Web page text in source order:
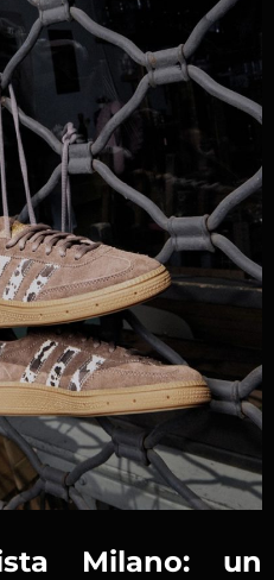
Milano: un